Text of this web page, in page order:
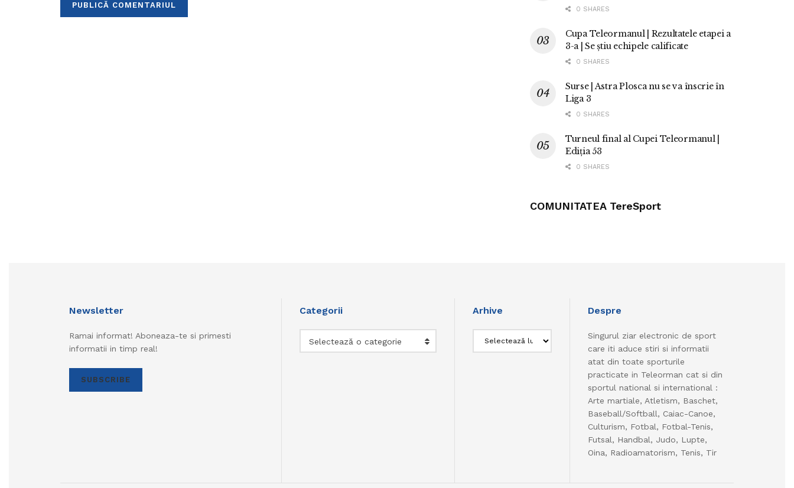
0 SHARES
Cupa Teleormanul | Rezultatele etapei a
3-a | Se știu echipele calificate
0 SHARES
Surse | Astra Plosca nu se va înscrie în
Liga 3
0 SHARES
Turneul final al Cupei Teleormanul |
Ediția 53
0 SHARES
COMUNITATEA TereSport
Newsletter
Ramai informat! Aboneaza-te si primesti
informatii in timp real!
SUBSCRIBE
Categorii
Selectează o categorie
Arhive Despre
Singurul ziar electronic de sport
care iti aduce stiri si informatii
atat din toate sporturile
practicate in Teleorman cat si din
sportul national si international :
Arte martiale, Atletism, Baschet,
Baseball/Softball, Caiac-Canoe,
Culturism, Fotbal, Fotbal-Tenis,
Futsal, Handbal, Judo, Lupte,
Oina, Radioamatorism, Tenis, Tir